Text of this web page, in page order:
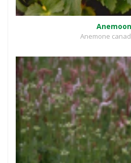
Anemoon
Anemone